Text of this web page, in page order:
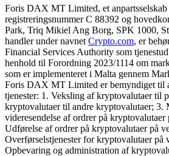
Foris DAX MT Limited, et anpartsselskab
registreringsnummer C 88392 og
Park, Triq Mikiel Ang Borg, SPK 1000,
handler under navnet Crypto.com, er
Financial Services Authority som
henhold til Forordning 2023/1114 om
som er implementeret i Malta gennem
Foris DAX MT Limited er bemyndiget til
tjenester: 1. Veksling af kryptovalutaer til
kryptovalutaer til andre kryptovalutaer; 3.
videresendelse af ordrer på kryptovalutaer
Udførelse af ordrer på kryptovalutaer på
Overførselstjenester for kryptovalutaer på
Opbevaring og administration af